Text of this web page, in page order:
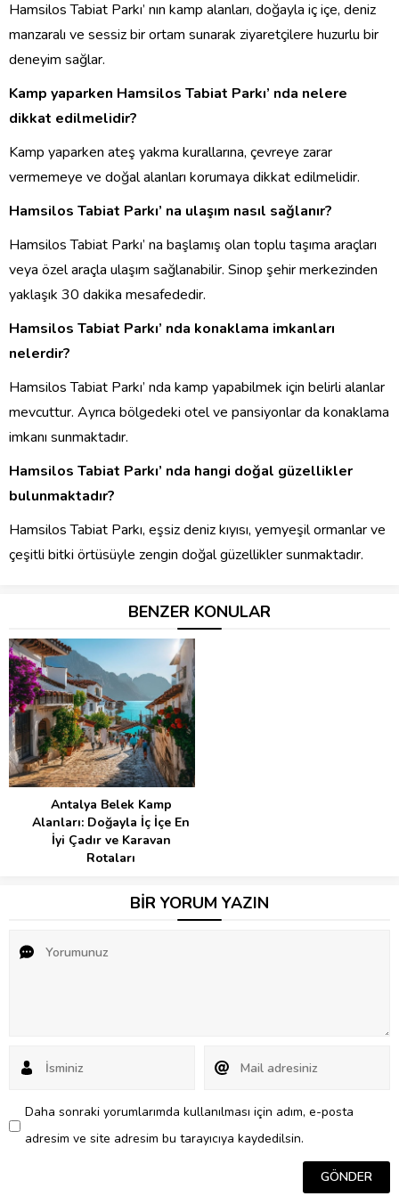
Hamsilos Tabiat Parkı’ nın kamp alanları, doğayla iç içe, deniz
manzaralı ve sessiz bir ortam sunarak ziyaretçilere huzurlu bir
deneyim sağlar.
Kamp yaparken Hamsilos Tabiat Parkı’ nda nelere
dikkat edilmelidir?
Kamp yaparken ateş yakma kurallarına, çevreye zarar
vermemeye ve doğal alanları korumaya dikkat edilmelidir.
Hamsilos Tabiat Parkı’ na ulaşım nasıl sağlanır?
Hamsilos Tabiat Parkı’ na başlamış olan toplu taşıma araçları
veya özel araçla ulaşım sağlanabilir. Sinop şehir merkezinden
yaklaşık 30 dakika mesafededir.
Hamsilos Tabiat Parkı’ nda konaklama imkanları
nelerdir?
Hamsilos Tabiat Parkı’ nda kamp yapabilmek için belirli alanlar
mevcuttur. Ayrıca bölgedeki otel ve pansiyonlar da konaklama
imkanı sunmaktadır.
Hamsilos Tabiat Parkı’ nda hangi doğal güzellikler
bulunmaktadır?
Hamsilos Tabiat Parkı, eşsiz deniz kıyısı, yemyeşil ormanlar ve
çeşitli bitki örtüsüyle zengin doğal güzellikler sunmaktadır.
BENZER KONULAR
Antalya Belek Kamp
Alanları: Doğayla İç İçe En
İyi Çadır ve Karavan
Rotaları
BİR YORUM YAZIN
Daha sonraki yorumlarımda kullanılması için adım, e-posta
adresim ve site adresim bu tarayıcıya kaydedilsin.